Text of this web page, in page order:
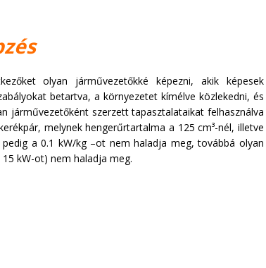
olyan járművezetőkké képezni, akik képesek
betartva, a környezetet kímélve közlekedni, és
járművezetőként szerzett tapasztalataikat felhasználva
melynek hengerűrtartalma a 125 cm³-nél, illetve
a 0.1 kW/kg –ot nem haladja meg, továbbá olyan
kW-ot) nem haladja meg.